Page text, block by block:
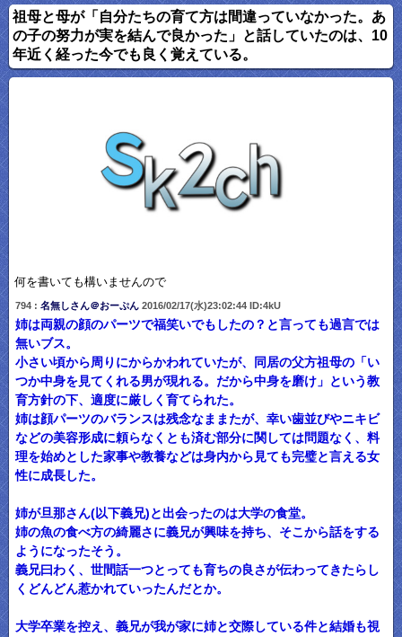
祖母と母が「自分たちの育て方は間違っていなかった。あ
の子の努力が実を結んで良かった」と話していたのは、10
年近く経った今でも良く覚えている。
何を書いても構いませんので
794 : 名無しさん＠おーぷん2016/02/17(水)23:02:44 ID:4kU
姉は両親の顔のパーツで福笑いでもしたの？と言っても過言では
無いブス。
小さい頃から周りにからかわれていたが、同居の父方祖母の「い
つか中身を見てくれる男が現れる。だから中身を磨け」という教
育方針の下、適度に厳しく育てられた。
姉は顔パーツのバランスは残念なままたが、幸い歯並びやニキビ
などの美容形成に頼らなくとも済む部分に関しては問題なく、料
理を始めとした家事や教養などは身内から見ても完璧と言える女
性に成長した。
姉が旦那さん(以下義兄)と出会ったのは大学の食堂。
姉の魚の食べ方の綺麗さに義兄が興味を持ち、そこから話をする
ようになったそう。
義兄曰わく、世間話一つとっても育ちの良さが伝わってきたらし
くどんどん惹かれていったんだとか。
大学卒業を控え、義兄が我が家に姉と交際している件と結婚も視